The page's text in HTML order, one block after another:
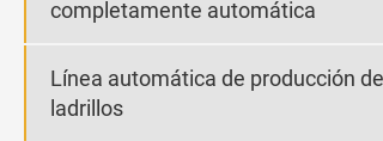
completamente automática
Línea automática de producción de
ladrillos